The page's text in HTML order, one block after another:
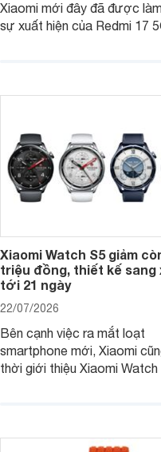
Xiaomi mới đây đã được
sự xuất hiện của Redmi 17
Xiaomi Watch S5 giảm
triệu đồng, thiết kế sang
tới 21 ngày
22/07/2026
Bên cạnh việc ra mắt loạt
smartphone mới, Xiaomi
thời giới thiệu Xiaomi Watch